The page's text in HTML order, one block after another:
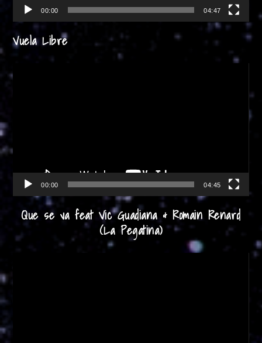
00:00 04:47
Vuela Libre
Reproductor
de
00:00 04:45
Que se va feat Vic Guadiana & Romain Renard
(La Pegatina)
vídeo